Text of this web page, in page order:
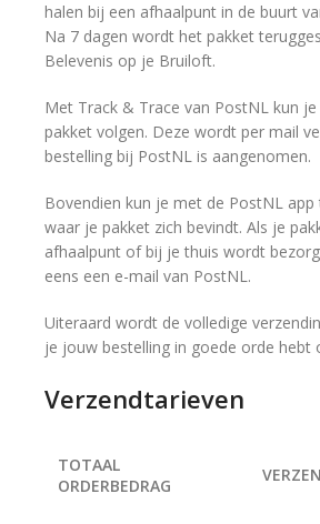
halen bij een afhaalpunt in de buurt
Na 7 dagen wordt het pakket
Belevenis op je Bruiloft.
Met Track & Trace van PostNL kun
pakket volgen. Deze wordt per mail
bestelling bij PostNL is aangenomen.
Bovendien kun je met de PostNL app
waar je pakket zich bevindt. Als je
afhaalpunt of bij je thuis wordt
eens een e-mail van PostNL.
Uiteraard wordt de volledige
je jouw bestelling in goede orde hebt
Verzendtarieven
TOTAAL
ORDERBEDRAG